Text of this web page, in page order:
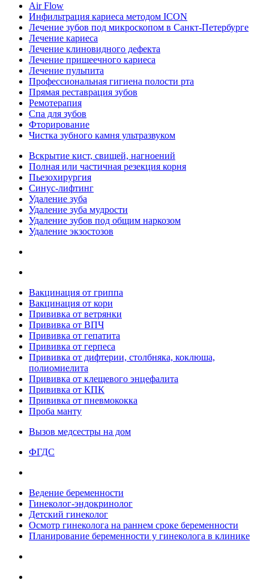
Air Flow
Инфильтрация кариеса методом ICON
Лечение зубов под микроскопом в Санкт-Петербурге
Лечение кариеса
Лечение клиновидного дефекта
Лечение пришеечного кариеса
Лечение пульпита
Профессиональная гигиена полости рта
Прямая реставрация зубов
Ремотерапия
Спа для зубов
Фторирование
Чистка зубного камня ультразвуком
Вскрытие кист, свищей, нагноений
Полная или частичная резекция корня
Пьезохирургия
Синус-лифтинг
Удаление зуба
Удаление зуба мудрости
Удаление зубов под общим наркозом
Удаление экзостозов
Вакцинация от гриппа
Вакцинация от кори
Прививка от ветрянки
Прививка от ВПЧ
Прививка от гепатита
Прививка от герпеса
Прививка от дифтерии, столбняка, коклюша,
полиомиелита
Прививка от клещевого энцефалита
Прививка от КПК
Прививка от пневмококка
Проба манту
Вызов медсестры на дом
ФГДС
Ведение беременности
Гинеколог-эндокринолог
Детский гинеколог
Осмотр гинеколога на раннем сроке беременности
Планирование беременности у гинеколога в клинике